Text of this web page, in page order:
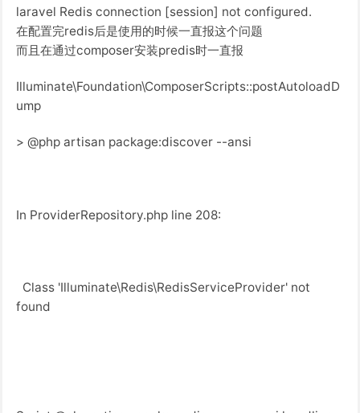
laravel Redis connection [session] not configured.
在配置完redis后是使用的时候一直报这个问题
而且在通过composer安装predis时一直报
Illuminate\Foundation\ComposerScripts::postAutoloadD
ump
> @php artisan package:discover --ansi
In ProviderRepository.php line 208:
Class 'Illuminate\Redis\RedisServiceProvider' not
found